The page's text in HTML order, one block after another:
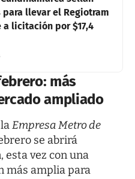
para llevar el Regiotram
licitación por $17,4
más
ampliado
Empresa Metro de
se abrirá
vez con una
más amplia para